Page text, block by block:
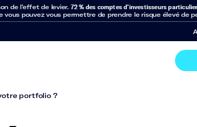
de l’effet de levier. 72 % des comptes d’investisseurs
pouvez vous permettre de prendre le risque élevé de
portfolio ?